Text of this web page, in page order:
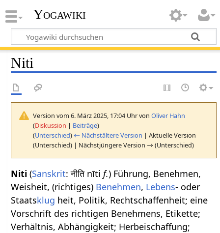
Yogawiki
Niti
Version vom 6. März 2025, 17:04 Uhr vonOliver Hahn
(Diskussion | Beiträge)
(Unterschied) ← Nächstältere Version | Aktuelle Version
(Unterschied) | Nächstjüngere Version → (Unterschied)
Niti (Sanskrit: नीति nītif.) Führung, Benehmen,
Weisheit, (richtiges) Benehmen, Lebens- oder
Staatsklug heit, Politik, Rechtschaffenheit; eine
Vorschrift des richtigen Benehmens, Etikette;
Verhältnis, Abhängigkeit; Herbeischaffung;